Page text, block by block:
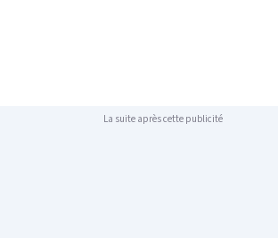
La suite après cette publicité